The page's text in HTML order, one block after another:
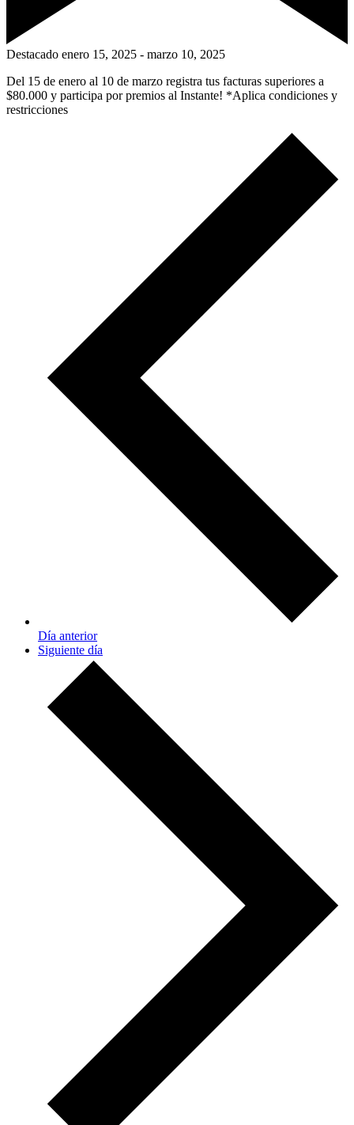
Destacado enero 15, 2025 - marzo 10, 2025
Del 15 de enero al 10 de marzo registra tus facturas superiores a
$80.000 y participa por premios al Instante! *Aplica condiciones y
restricciones
Día anterior
Siguiente día